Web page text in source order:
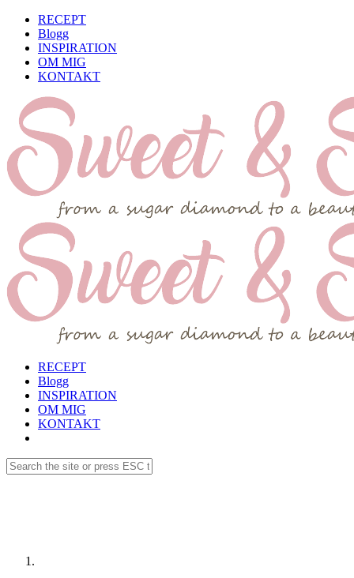
RECEPT
Blogg
INSPIRATION
OM MIG
KONTAKT
RECEPT
Blogg
INSPIRATION
OM MIG
KONTAKT